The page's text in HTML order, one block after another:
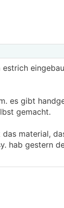
es gibt
gemacht.
material,
hab gestern